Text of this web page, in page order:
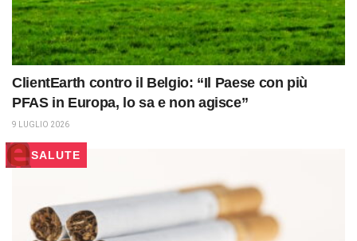
ClientEarth contro il Belgio: “Il Paese con più
PFAS in Europa, lo sa e non agisce”
9 LUGLIO 2026
SALUTE